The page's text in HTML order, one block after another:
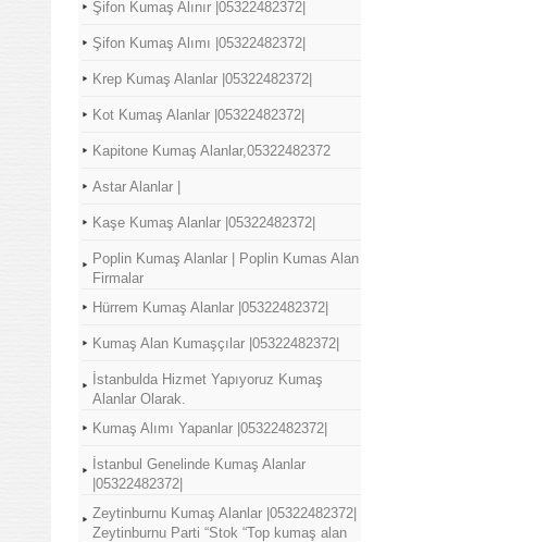
Şifon Kumaş Alınır |05322482372|
Şifon Kumaş Alımı |05322482372|
Krep Kumaş Alanlar |05322482372|
Kot Kumaş Alanlar |05322482372|
Kapitone Kumaş Alanlar,05322482372
Astar Alanlar |
Kaşe Kumaş Alanlar |05322482372|
Poplin Kumaş Alanlar | Poplin Kumas Alan
Firmalar
Hürrem Kumaş Alanlar |05322482372|
Kumaş Alan Kumaşçılar |05322482372|
İstanbulda Hizmet Yapıyoruz Kumaş
Alanlar Olarak.
Kumaş Alımı Yapanlar |05322482372|
İstanbul Genelinde Kumaş Alanlar
|05322482372|
Zeytinburnu Kumaş Alanlar |05322482372|
Zeytinburnu Parti “Stok “Top kumaş alan